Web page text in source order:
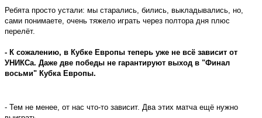
Ребята просто устали: мы старались, бились, выкладывались, но,
сами понимаете, очень тяжело играть через полтора дня плюс
перелёт.
- К сожалению, в Кубке Европы теперь уже не всё зависит от
УНИКСа. Даже две победы не гарантируют выход в "Финал
восьми" Кубка Европы.
- Тем не менее, от нас что-то зависит. Два этих матча ещё нужно